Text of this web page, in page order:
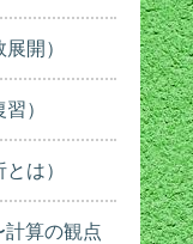
開）
）
は）
算の観点